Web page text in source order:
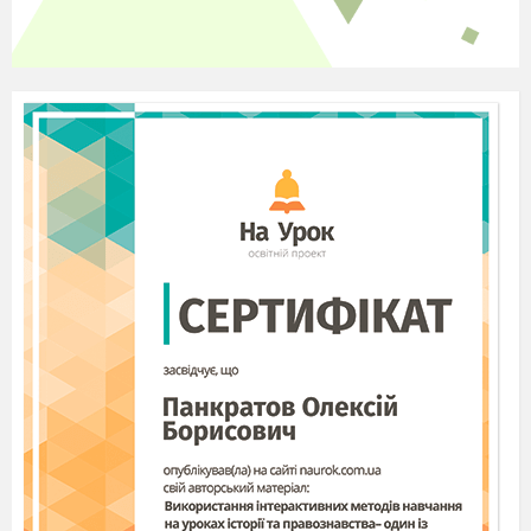
штурму”. Ведучий вивішує аркуші. Члени
ІІ раунд. Естафета
Перевірка теоретичних знань з питань
сучасних педагогічних технологій.
Ведучий пропонує закриті картки, на
яких написано терміни:
Інновація
Емоційний компонент
Оптимізація
Педагогічна
Гуманізм технологія
Прийом навчання
Концепція
Диференціація
Метод навчання